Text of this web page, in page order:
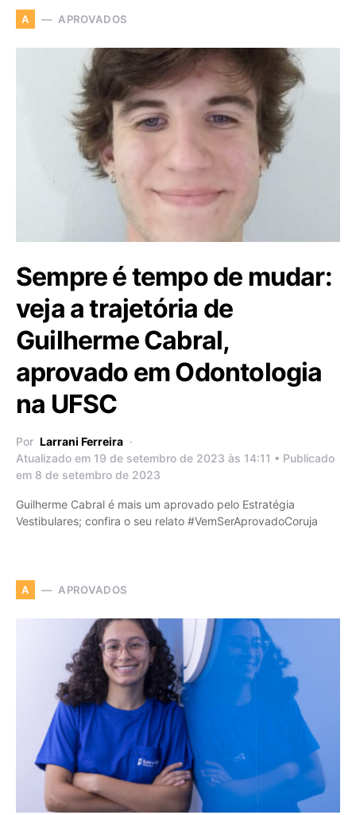
A APROVADOS
Sempre é tempo de mudar:
veja a trajetória de
Guilherme Cabral,
aprovado em Odontologia
na UFSC
Por Larrani Ferreira
Atualizado em 19 de setembro de 2023 às 14:11 • Publicado
em 8 de setembro de 2023
Guilherme Cabral é mais um aprovado pelo Estratégia
Vestibulares; confira o seu relato #VemSerAprovadoCoruja
A APROVADOS